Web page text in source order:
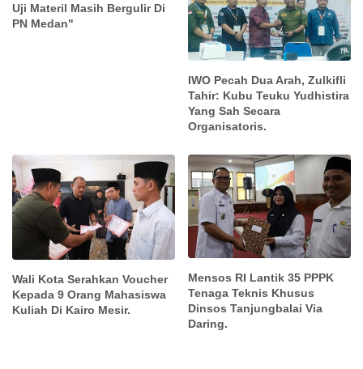
Uji Materil Masih Bergulir Di
PN Medan"
IWO Pecah Dua Arah, Zulkifli
Tahir: Kubu Teuku Yudhistira
Yang Sah Secara
Organisatoris.
Wali Kota Serahkan Voucher
Kepada 9 Orang Mahasiswa
Kuliah Di Kairo Mesir.
Mensos RI Lantik 35 PPPK
Tenaga Teknis Khusus
Dinsos Tanjungbalai Via
Daring.